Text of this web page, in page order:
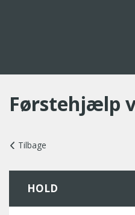
Førstehjælp
Tilbage
HOLD